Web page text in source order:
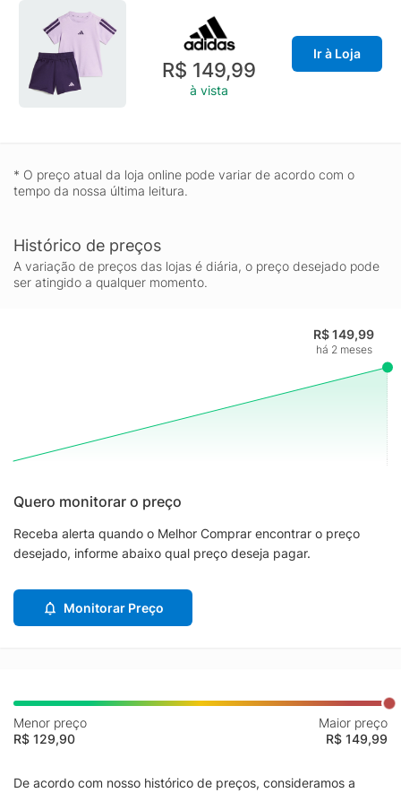
R$ 149,99
à vista
Ir à Loja
* O preço atual da loja online pode variar de acordo com o
tempo da nossa última leitura.
Histórico de preços
A variação de preços das lojas é diária, o preço desejado pode
ser atingido a qualquer momento.
R$ 149,99
há 2 meses
Quero monitorar o preço
Receba alerta quando o Melhor Comprar encontrar o preço
desejado, informe abaixo qual preço deseja pagar.
Monitorar Preço
Menor preço
R$ 129,90
Maior preço
R$ 149,99
De acordo com nosso histórico de preços, consideramos a